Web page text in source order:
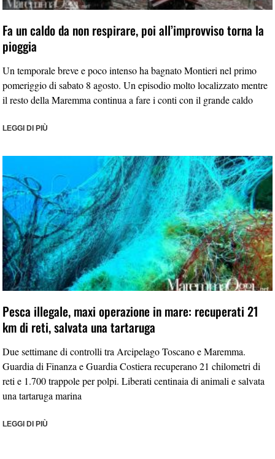
Fa un caldo da non respirare, poi all’improvviso torna la
pioggia
Un temporale breve e poco intenso ha bagnato Montieri nel primo
pomeriggio di sabato 8 agosto. Un episodio molto localizzato mentre
il resto della Maremma continua a fare i conti con il grande caldo
LEGGI DI PIÙ
Pesca illegale, maxi operazione in mare: recuperati 21
km di reti, salvata una tartaruga
Due settimane di controlli tra Arcipelago Toscano e Maremma.
Guardia di Finanza e Guardia Costiera recuperano 21 chilometri di
reti e 1.700 trappole per polpi. Liberati centinaia di animali e salvata
una tartaruga marina
LEGGI DI PIÙ